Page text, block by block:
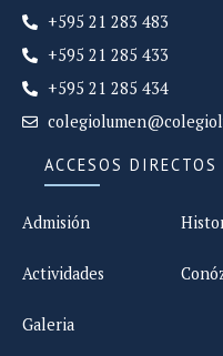
+595 21 283 483
+595 21 285 433
+595 21 285 434
ACCESOS DIRECTOS
Admisión
Actividades
Galeria